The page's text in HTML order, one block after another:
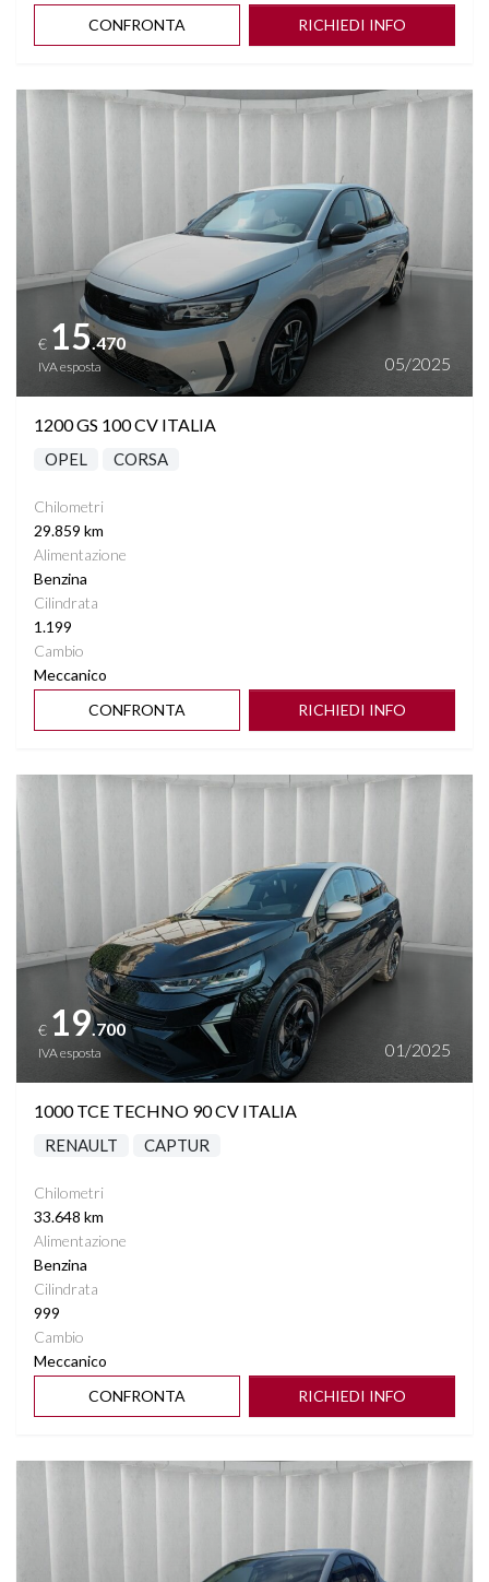
CONFRONTA
RICHIEDI INFO
Vedi dettagli
€ 15.470
IVA esposta 05/2025
1200 GS 100 CV ITALIA
OPEL CORSA
Chilometri
29.859 km
Alimentazione
Benzina
Cilindrata
1.199
Cambio
Meccanico
CONFRONTA
RICHIEDI INFO
€ 19.700
IVA esposta 01/2025
1000 TCE TECHNO 90 CV ITALIA
RENAULT CAPTUR
Chilometri
33.648 km
Alimentazione
Benzina
Cilindrata
999
Cambio
Meccanico
CONFRONTA
RICHIEDI INFO